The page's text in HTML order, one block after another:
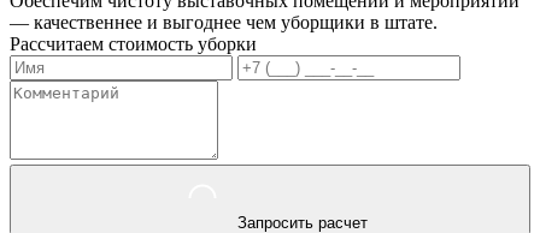
— качественнее и выгоднее чем уборщики в штате.
Рассчитаем стоимость уборки
Запросить расчет